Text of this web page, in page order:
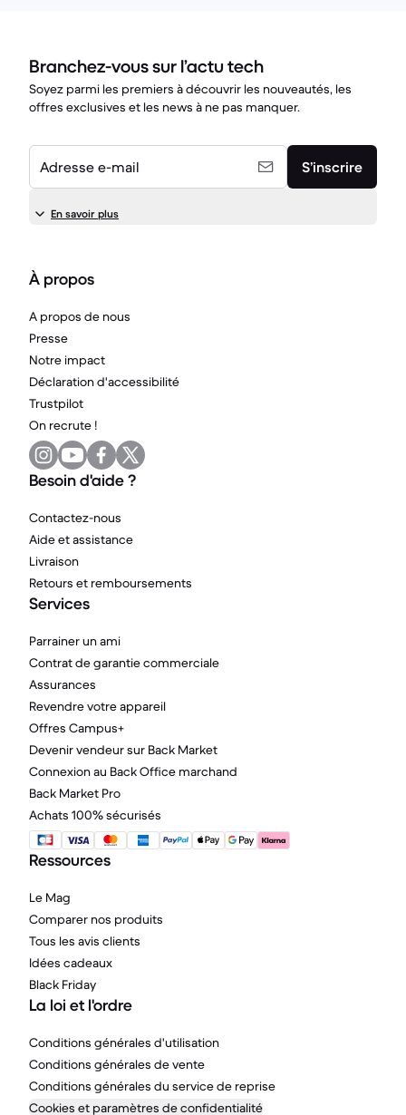
Branchez-vous sur l’actu tech
Soyez parmi les premiers à découvrir les nouveautés, les
offres exclusives et les news à ne pas manquer.
Adresse e-mail S’inscrire
En savoir plus
À propos
A propos de nous
Presse
Notre impact
Déclaration d'accessibilité
Trustpilot
On recrute !
Besoin d'aide ?
Contactez-nous
Aide et assistance
Livraison
Retours et remboursements
Services
Parrainer un ami
Contrat de garantie commerciale
Assurances
Revendre votre appareil
Offres Campus+
Devenir vendeur sur Back Market
Connexion au Back Office marchand
Back Market Pro
Achats 100% sécurisés
Ressources
Le Mag
Comparer nos produits
Tous les avis clients
Idées cadeaux
Black Friday
La loi et l'ordre
Conditions générales d'utilisation
Conditions générales de vente
Conditions générales du service de reprise
Cookies et paramètres de confidentialité